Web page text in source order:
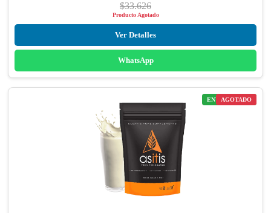
$33.626
Producto Agotado
Ver Detalles
WhatsApp
ENVÍO GRATIS
AGOTADO